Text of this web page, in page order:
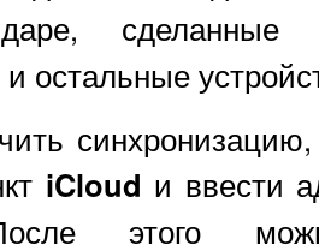
и остальные
iCloud и ввести
этого